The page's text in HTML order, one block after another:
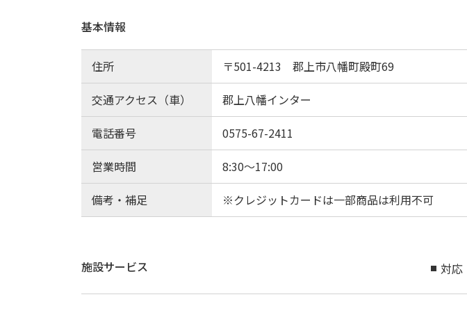
基本情報
住所
〒501-4213 郡上市八幡町殿町69
交通アクセス（車）
郡上八幡インター
電話番号
0575-67-2411
営業時間
8:30～17:00
備考・補足
※クレジットカードは一部商品は利用不可
施設サービス ■ 対応